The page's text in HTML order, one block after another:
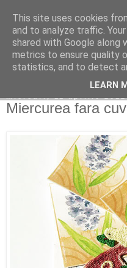
Copilarim
Miercurea fara
This site uses cookies
and to analyze traffic.
shared with Google along
metrics to ensure quality
statistics, and to detect
LEARN